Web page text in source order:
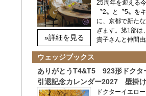
»詳細を見る
25周年を迎える今
〝2〟と〝5〟を
に、京都で新た
ぎます。第1部は
貴子さんと仲間
ウェッジブックス
ありがとうT4&T5 923形ドクタ
引退記念カレンダー2027 壁掛
ドクターイエロ